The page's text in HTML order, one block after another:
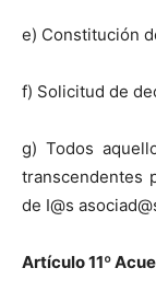
e) Constitución
f) Solicitud de
g) Todos
transcendentes
de I@s
Artículo 11º